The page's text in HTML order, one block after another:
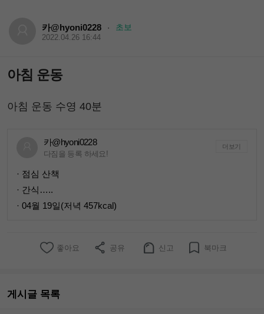
카@hyoni0228 · 초보
2022.04.26 16:44
아침 운동
아침 운동 수영 40분
카@hyoni0228
다짐을 등록 하세요!
더보기
· 점심 산책
· 간식…..
· 04월 19일(저녁 457kcal)
좋아요 공유 신고 북마크
게시글 목록